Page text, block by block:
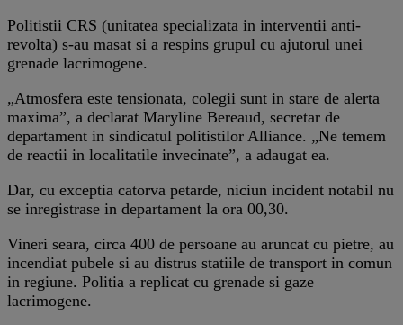
Politistii CRS (unitatea specializata in interventii anti-
revolta) s-au masat si a respins grupul cu ajutorul unei
grenade lacrimogene.
„Atmosfera este tensionata, colegii sunt in stare de alerta
maxima”, a declarat Maryline Bereaud, secretar de
departament in sindicatul politistilor Alliance. „Ne temem
de reactii in localitatile invecinate”, a adaugat ea.
Dar, cu exceptia catorva petarde, niciun incident notabil nu
se inregistrase in departament la ora 00,30.
Vineri seara, circa 400 de persoane au aruncat cu pietre, au
incendiat pubele si au distrus statiile de transport in comun
in regiune. Politia a replicat cu grenade si gaze
lacrimogene.